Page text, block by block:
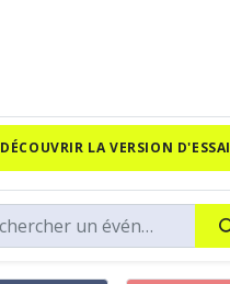
DÉCOUVRIR LA VERSION D'ESSAI